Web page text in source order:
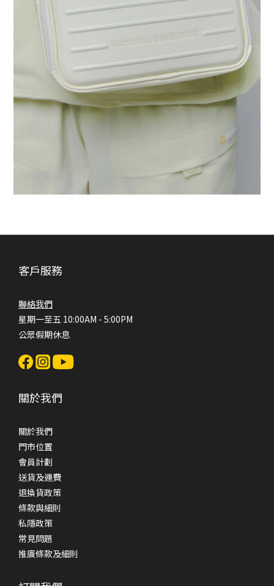
客戶服務
聯絡我們
星期一至五 10:00AM - 5:00PM
公眾假期休息
關於我們
關於我們
門市位置
會員計劃
送貨及運費
退換貨政策
條款與細則
私隱政策
常見問題
推廣條款及細則